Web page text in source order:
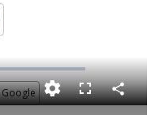
F C
o